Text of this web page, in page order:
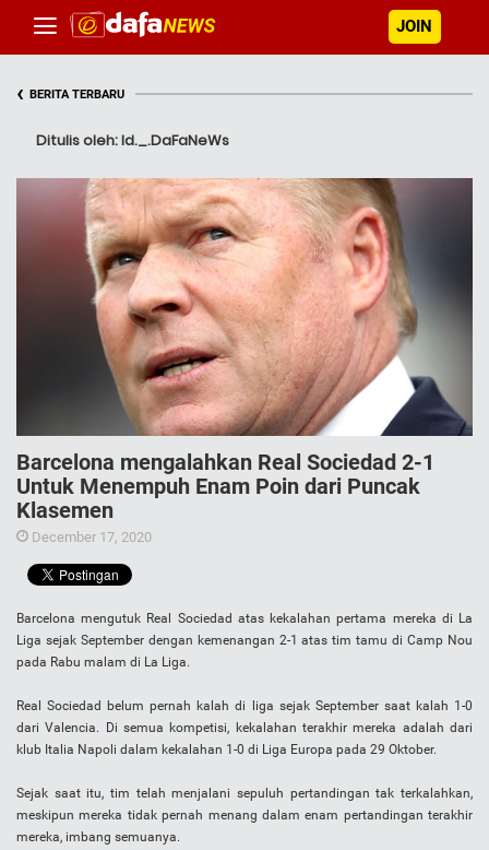
JOIN
‹ BERITA TERBARU
Ditulis oleh: Id._.DaFaNeWs
Barcelona mengalahkan Real Sociedad 2-1
Untuk Menempuh Enam Poin dari Puncak
Klasemen
December 17, 2020
Barcelona mengutuk Real Sociedad atas kekalahan pertama mereka di La
Liga sejak September dengan kemenangan 2-1 atas tim tamu di Camp Nou
pada Rabu malam di La Liga.
Real Sociedad belum pernah kalah di liga sejak September saat kalah 1-0
dari Valencia. Di semua kompetisi, kekalahan terakhir mereka adalah dari
klub Italia Napoli dalam kekalahan 1-0 di Liga Europa pada 29 Oktober.
Sejak saat itu, tim telah menjalani sepuluh pertandingan tak terkalahkan,
meskipun mereka tidak pernah menang dalam enam pertandingan terakhir
mereka, imbang semuanya.